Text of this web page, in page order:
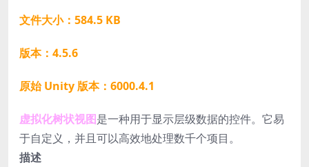
文件大小：584.5 KB
版本：4.5.6
原始 Unity 版本：6000.4.1
虚拟化树状视图是一种用于显示层级数据的控件。它易
于自定义，并且可以高效地处理数千个项目。
描述